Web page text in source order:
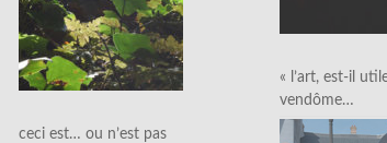
ceci est… ou n’est pas
« l’art, est-il
vendôme…